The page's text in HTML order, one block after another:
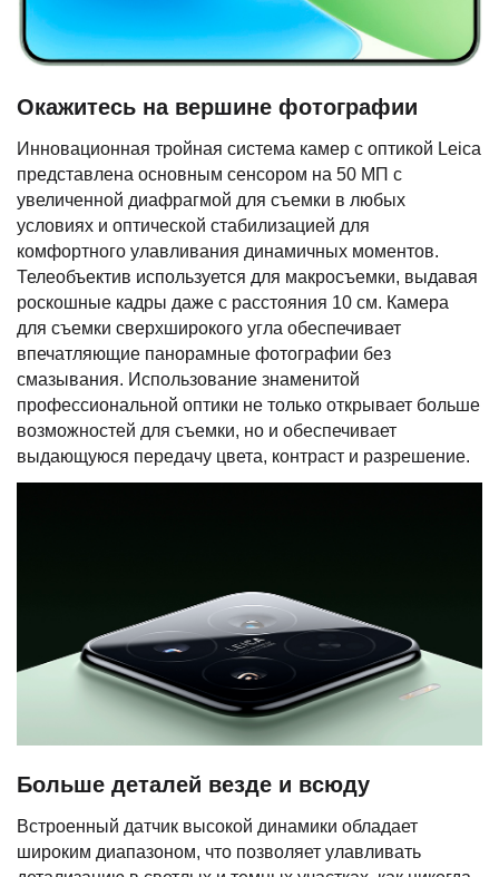
Окажитесь на вершине фотографии
Инновационная тройная система камер с оптикой Leica
представлена основным сенсором на 50 МП с
увеличенной диафрагмой для съемки в любых
условиях и оптической стабилизацией для
комфортного улавливания динамичных моментов.
Телеобъектив используется для макросъемки, выдавая
роскошные кадры даже с расстояния 10 см. Камера
для съемки сверхширокого угла обеспечивает
впечатляющие панорамные фотографии без
смазывания. Использование знаменитой
профессиональной оптики не только открывает больше
возможностей для съемки, но и обеспечивает
выдающуюся передачу цвета, контраст и разрешение.
Больше деталей везде и всюду
Встроенный датчик высокой динамики обладает
широким диапазоном, что позволяет улавливать